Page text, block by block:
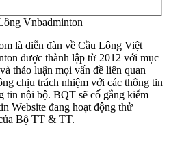
Vnbadminton
là diễn đàn về Cầu Lông Việt
được thành lập từ 2012 với mục
thảo luận mọi vấn đề liên quan
chịu trách nhiệm với các thông tin
tin nội bộ. BQT sẽ cố gắng kiểm
Website đang hoạt động thử
Bộ TT & TT.